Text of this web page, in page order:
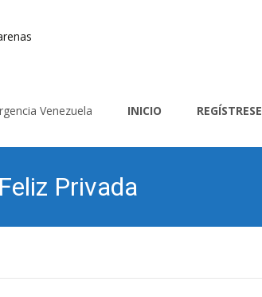
Venezuela INICIO REGÍSTRESE
Privada